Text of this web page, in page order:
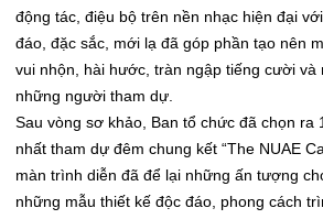
động tác, điệu bộ trên nền nhạc hiện đại
đáo, đặc sắc, mới lạ đã góp phần tạo nên
vui nhộn, hài hước, tràn ngập tiếng cười và
những người tham dự.
Sau vòng sơ khảo, Ban tổ chức đã chọn ra
nhất tham dự đêm chung kết “The NUAE
màn trình diễn đã để lại những ấn tượng
những mẫu thiết kế độc đáo, phong cách